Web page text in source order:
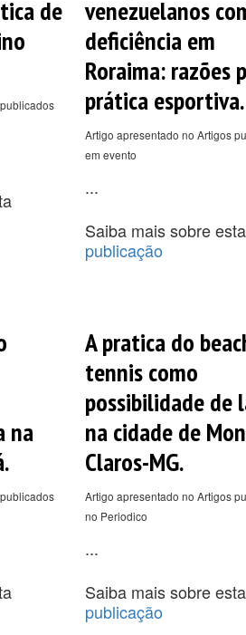
de
venezuelanos
deficiência em
Roraima: razões
prática esportiva.
Artigo apresentado no Artigos
em evento
...
Saiba mais sobre esta
publicação
na
A pratica do
tennis como
possibilidade de
na cidade de
Claros-MG.
Artigo apresentado no Artigos
no Periodico
...
Saiba mais sobre esta
publicação